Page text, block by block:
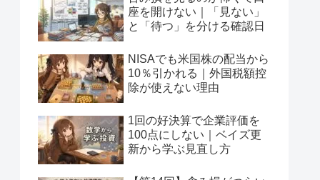
座を開けない｜「見ない」
と「待つ」を分ける確認日
NISAでも米国株の配当から
10％引かれる｜外国税額控
除が使えない理由
1回の好決算で企業評価を
100点にしない｜ベイズ更
新から学ぶ見直し方